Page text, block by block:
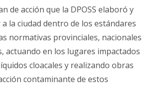
de acción que la DPOSS elaboró y
la ciudad dentro de los estándares
normativas provinciales, nacionales
actuando en los lugares impactados
cloacales y realizando obras
contaminante de estos